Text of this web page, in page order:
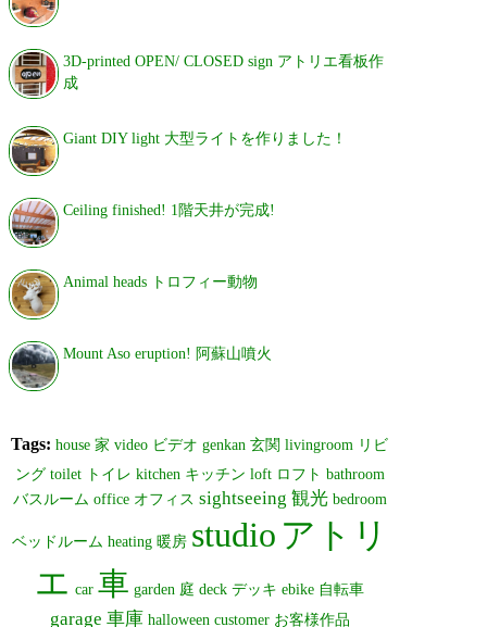
3D-printed OPEN/ CLOSED sign アトリエ看板作
成
Giant DIY light 大型ライトを作りました！
Ceiling finished! 1階天井が完成!
Animal heads トロフィー動物
Mount Aso eruption! 阿蘇山噴火
Tags: house 家 video ビデオ genkan 玄関 livingroom リビ
ング toilet トイレ kitchen キッチン loft ロフト bathroom
バスルーム office オフィス sightseeing 観光 bedroom
ベッドルーム heating 暖房 studio アトリ
エ car 車 garden 庭 deck デッキ ebike 自転車
garage 車庫 halloween customer お客様作品